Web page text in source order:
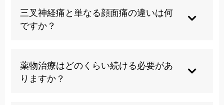
す。強い歯磨き、顔への冷風、急激な温度変化な
どは痛みを誘発する可能性があるため注意が必要
です。
三叉神経痛と単なる顔面痛の違いは何
ですか？
い刺激で誘発されます。持続的な鈍痛や他の症状
を伴う場合は別の疾患の可能性があります。
薬物治療はどのくらい続ける必要があ
りますか？